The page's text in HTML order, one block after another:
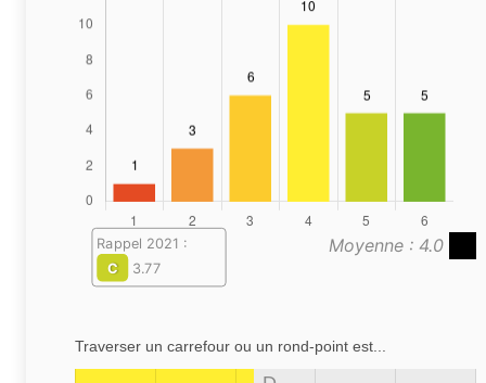
Moyenne : 4.0
Rappel 2021 :
C
3.77
Traverser un carrefour ou un rond-point est...